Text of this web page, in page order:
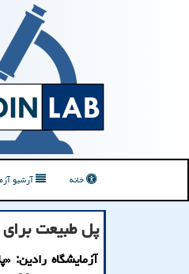
خانه آرشیو
پل طبیعت
آزمایشگاه رادین: